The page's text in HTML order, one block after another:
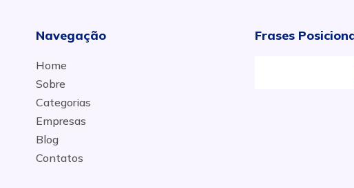
Navegação
Home
Sobre
Categorias
Empresas
Blog
Contatos
Frases